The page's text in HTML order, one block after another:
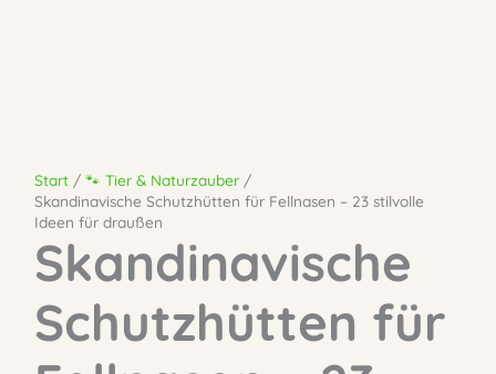
Start
🐾 Tier & Naturzauber
Skandinavische Schutzhütten für Fellnasen – 23 stilvolle
Ideen für draußen
Skandinavische
Schutzhütten für